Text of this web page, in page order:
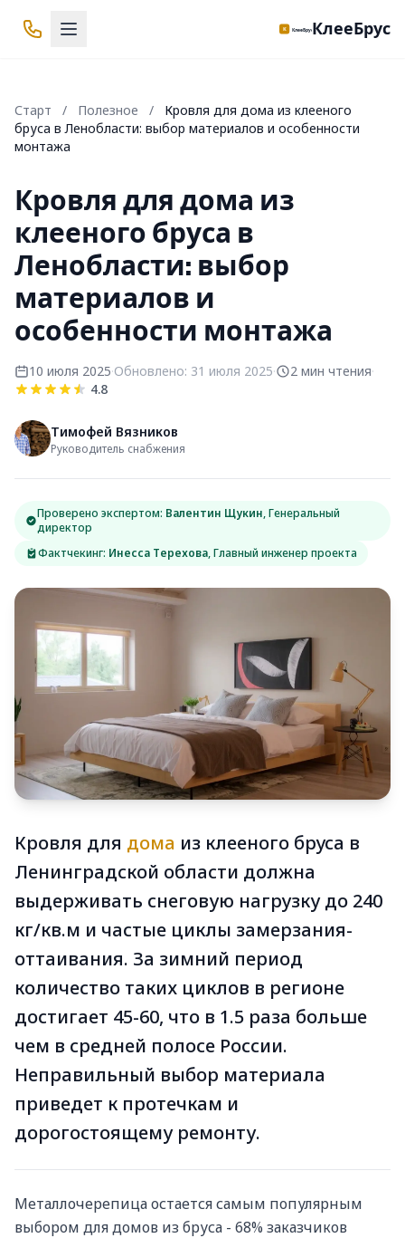
КлееБрус
Старт / Полезное /
Кровля для дома из клееного
бруса в Ленобласти: выбор материалов и особенности
монтажа
Кровля для дома из
клееного бруса в
Ленобласти: выбор
материалов и
особенности монтажа
10 июля 2025·Обновлено: 31 июля 2025· 2 мин чтения·
4.8
Тимофей Вязников
Руководитель снабжения
Проверено экспертом: Валентин Щукин, Генеральный
директор
Фактчекинг: Инесса Терехова, Главный инженер проекта
Кровля для дома из клееного бруса в
Ленинградской области должна
выдерживать снеговую нагрузку до 240
кг/кв.м и частые циклы замерзания-
оттаивания. За зимний период
количество таких циклов в регионе
достигает 45-60, что в 1.5 раза больше
чем в средней полосе России.
Неправильный выбор материала
приведет к протечкам и
дорогостоящему ремонту.
Металлочерепица остается самым популярным
выбором для домов из бруса - 68% заказчиков